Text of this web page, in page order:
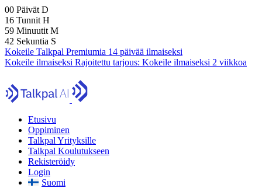
00 Päivät D
16 Tunnit H
59 Minuutit M
42 Sekuntia S
Kokeile Talkpal Premiumia 14 päivää ilmaiseksi
Kokeile ilmaiseksi Rajoitettu tarjous: Kokeile ilmaiseksi 2 viikkoa
Etusivu
Oppiminen
Talkpal Yrityksille
Talkpal Koulutukseen
Rekisteröidy
Login
Suomi